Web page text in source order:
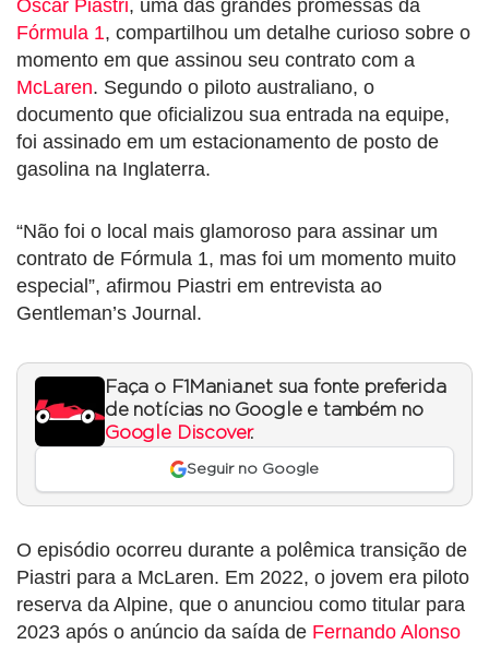
Oscar Piastri, uma das grandes promessas da
Fórmula 1, compartilhou um detalhe curioso sobre o
momento em que assinou seu contrato com a
McLaren. Segundo o piloto australiano, o
documento que oficializou sua entrada na equipe,
foi assinado em um estacionamento de posto de
gasolina na Inglaterra.
“Não foi o local mais glamoroso para assinar um
contrato de Fórmula 1, mas foi um momento muito
especial”, afirmou Piastri em entrevista ao
Gentleman’s Journal.
Faça o F1Mania.net sua fonte preferida
de notícias no Google e também no
Google Discover.
Seguir no Google
O episódio ocorreu durante a polêmica transição de
Piastri para a McLaren. Em 2022, o jovem era piloto
reserva da Alpine, que o anunciou como titular para
2023 após o anúncio da saída de Fernando Alonso